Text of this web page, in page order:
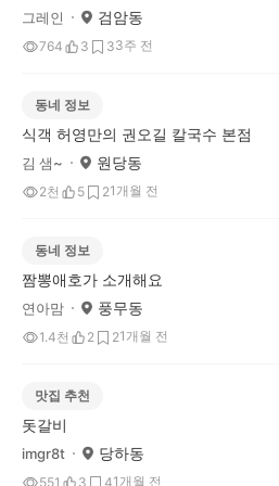
그레인 검암동
764 3 33주 전
동네 정보
식객 허영만의 권오길 칼국수 본점
김 샘~ 원당동
2천 5 21개월 전
동네 정보
짬뽕애호가 소개해요
연아맘 풍무동
1.4천 2 21개월 전
맛집 추천
돗갈비
imgr8t 당하동
551 3 41개월 전